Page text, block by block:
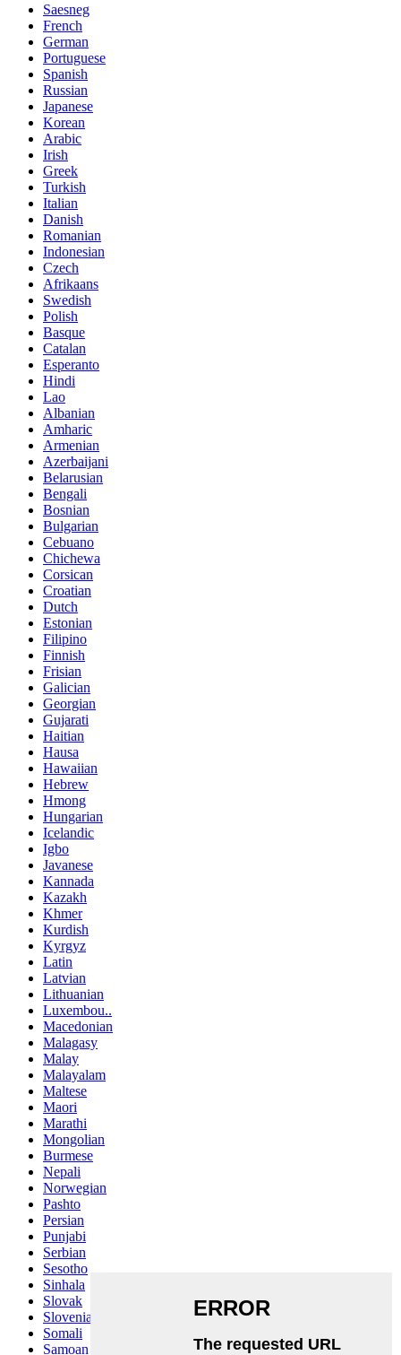
Saesneg
French
German
Portuguese
Spanish
Russian
Japanese
Korean
Arabic
Irish
Greek
Turkish
Italian
Danish
Romanian
Indonesian
Czech
Afrikaans
Swedish
Polish
Basque
Catalan
Esperanto
Hindi
Lao
Albanian
Amharic
Armenian
Azerbaijani
Belarusian
Bengali
Bosnian
Bulgarian
Cebuano
Chichewa
Corsican
Croatian
Dutch
Estonian
Filipino
Finnish
Frisian
Galician
Georgian
Gujarati
Haitian
Hausa
Hawaiian
Hebrew
Hmong
Hungarian
Icelandic
Igbo
Javanese
Kannada
Kazakh
Khmer
Kurdish
Kyrgyz
Latin
Latvian
Lithuanian
Luxembou..
Macedonian
Malagasy
Malay
Malayalam
Maltese
Maori
Marathi
Mongolian
Burmese
Nepali
Norwegian
Pashto
Persian
Punjabi
Serbian
Sesotho
Sinhala
Slovak
Slovenian
Somali
Samoan